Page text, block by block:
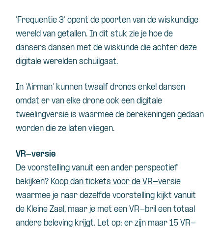
‘Frequentie 3’ opent de poorten van de wiskundige
wereld van getallen. In dit stuk zie je hoe de
dansers dansen met de wiskunde die achter deze
digitale werelden schuilgaat.
In ‘Airman’ kunnen twaalf drones enkel dansen
omdat er van elke drone ook een digitale
tweelingversie is waarmee de berekeningen gedaan
worden die ze laten vliegen.
VR-versie
De voorstelling vanuit een ander perspectief
bekijken? Koop dan tickets voor de VR-versie
waarmee je naar dezelfde voorstelling kijkt vanuit
de Kleine Zaal, maar je met een VR-bril een totaal
andere beleving krijgt. Let op: er zijn maar 15 VR-